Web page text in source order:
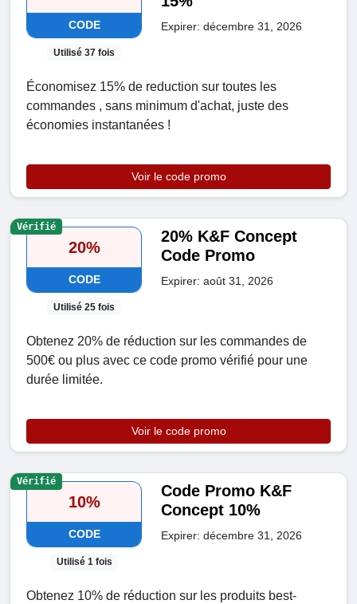
CODE
Utilisé 37 fois
Expirer: décembre 31, 2026
Économisez 15% de reduction sur toutes les
commandes , sans minimum d'achat, juste des
économies instantanées !
Voir le code promo
20%
CODE
Utilisé 25 fois
20% K&F Concept
Code Promo
Expirer: août 31, 2026
Obtenez 20% de réduction sur les commandes de
500€ ou plus avec ce code promo vérifié pour une
durée limitée.
Voir le code promo
Vérifié
10%
CODE
Utilisé 1 fois
Code Promo K&F
Concept 10%
Expirer: décembre 31, 2026
Obtenez 10% de réduction sur les produits best-
Vérifié